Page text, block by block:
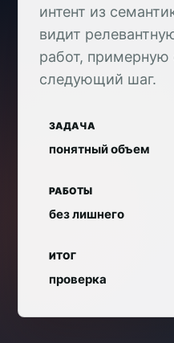
интент из
видит
работ, примерную
следующий шаг.
ЗАДАЧА
понятный объем
РАБОТЫ
без лишнего
ИТОГ
проверка